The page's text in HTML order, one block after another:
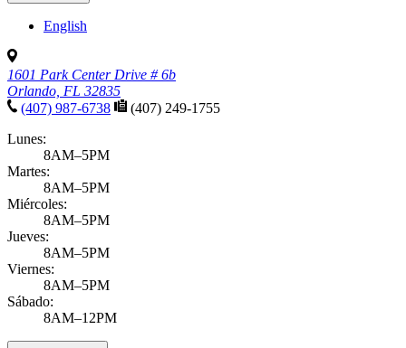
English
1601 Park Center Drive # 6b
Orlando, FL 32835
(407) 987-6738
(407) 249-1755
Lunes:
8AM–5PM
Martes:
8AM–5PM
Miércoles:
8AM–5PM
Jueves:
8AM–5PM
Viernes:
8AM–5PM
Sábado:
8AM–12PM